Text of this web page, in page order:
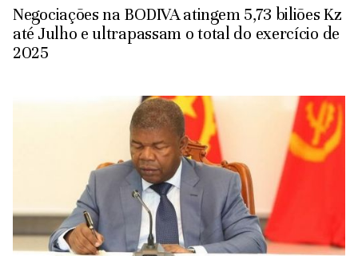
Negociações na BODIVA atingem 5,73 biliões Kz
até Julho e ultrapassam o total do exercício de
2025